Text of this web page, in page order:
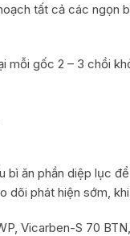
tất cả các
mỗi gốc 2 – 3 chồi
bì ăn phần diệp lục
dõi phát hiện sớm,
Vicarben-S 70